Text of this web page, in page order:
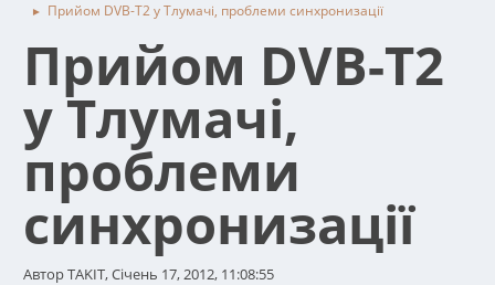
► Прийом DVB-T2 у Тлумачі, проблеми синхронизації
Прийом DVB-T2
у Тлумачі,
проблеми
синхронизації
Автор TAKIT, Січень 17, 2012, 11:08:55